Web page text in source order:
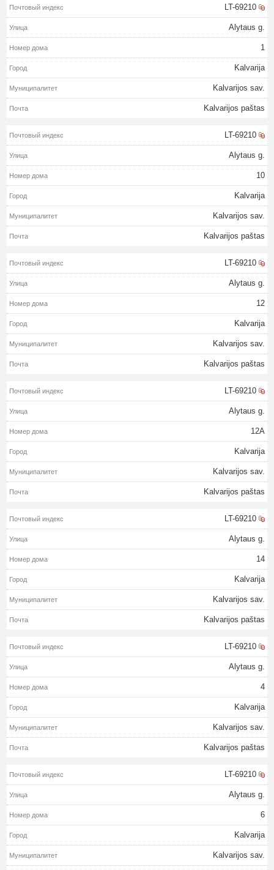
LT-69210
Alytaus g.
1
Kalvarija
Kalvarijos sav.
Kalvarijos paštas
LT-69210
Alytaus g.
10
Kalvarija
Kalvarijos sav.
Kalvarijos paštas
LT-69210
Alytaus g.
12
Kalvarija
Kalvarijos sav.
Kalvarijos paštas
LT-69210
Alytaus g.
12A
Kalvarija
Kalvarijos sav.
Kalvarijos paštas
LT-69210
Alytaus g.
14
Kalvarija
Kalvarijos sav.
Kalvarijos paštas
LT-69210
Alytaus g.
4
Kalvarija
Kalvarijos sav.
Kalvarijos paštas
LT-69210
Alytaus g.
6
Kalvarija
Kalvarijos sav.